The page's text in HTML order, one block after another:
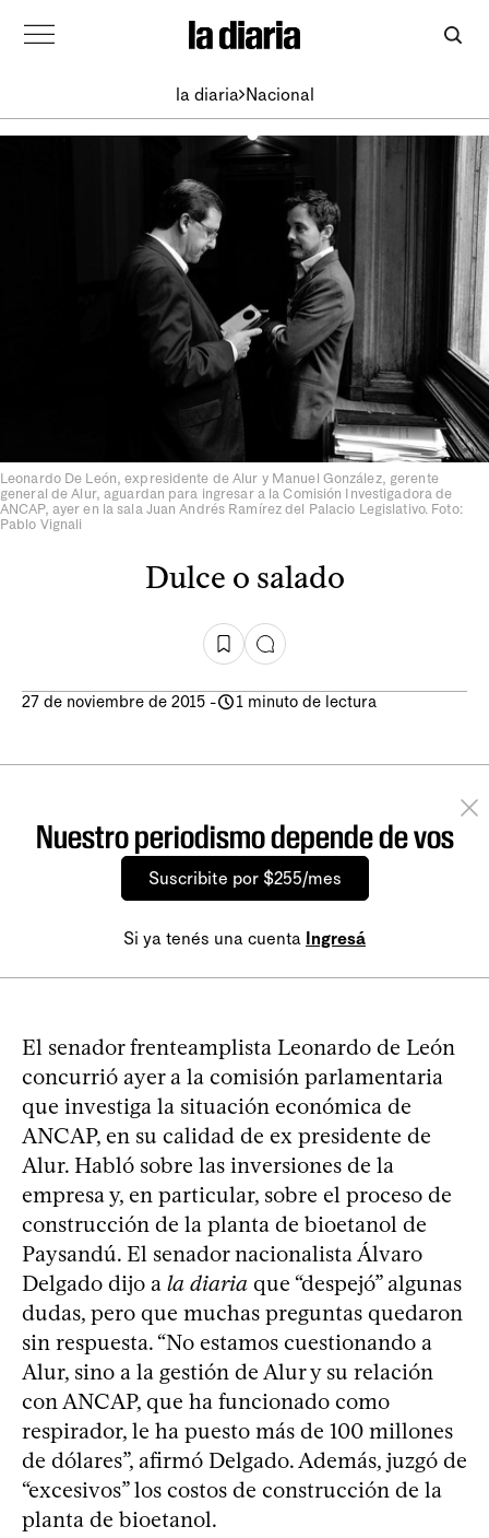
la diaria Nacional
Leonardo De León, expresidente de Alur y Manuel González, gerente
general de Alur, aguardan para ingresar a la Comisión Investigadora de
ANCAP, ayer en la sala Juan Andrés Ramírez del Palacio Legislativo. Foto:
Pablo Vignali
Dulce o salado
27 de noviembre de 2015 - 1 minuto de lectura
Nuestro periodismo depende de vos
Suscribite por $255/mes
Si ya tenés una cuenta Ingresá
El senador frenteamplista Leonardo de León
concurrió ayer a la comisión parlamentaria
que investiga la situación económica de
ANCAP, en su calidad de ex presidente de
Alur. Habló sobre las inversiones de la
empresa y, en particular, sobre el proceso de
construcción de la planta de bioetanol de
Paysandú. El senador nacionalista Álvaro
Delgado dijo a la diaria que “despejó” algunas
dudas, pero que muchas preguntas quedaron
sin respuesta. “No estamos cuestionando a
Alur, sino a la gestión de Alur y su relación
con ANCAP, que ha funcionado como
respirador, le ha puesto más de 100 millones
de dólares”, afirmó Delgado. Además, juzgó de
“excesivos” los costos de construcción de la
planta de bioetanol.